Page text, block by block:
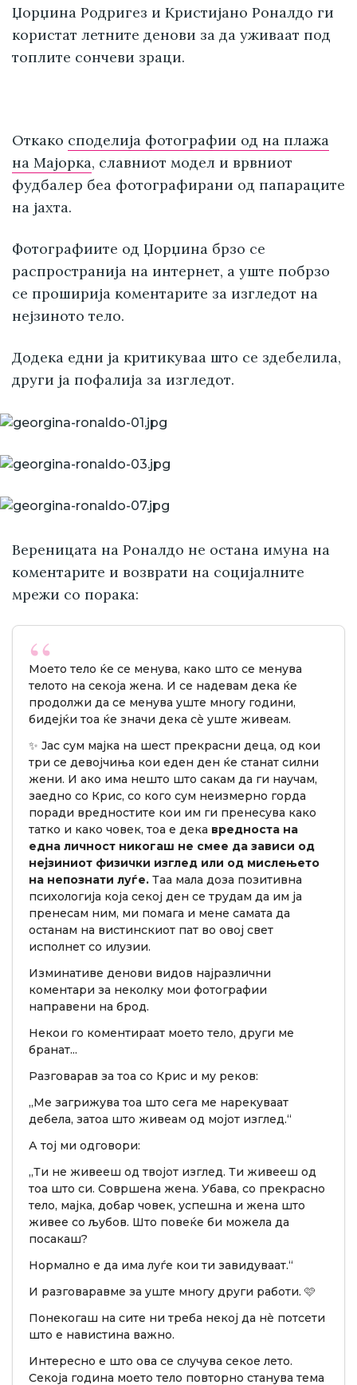
Џорџина Родригез и Кристијано Роналдо ги
користат летните денови за да уживаат под
топлите сончеви зраци.
Откако споделија фотографии од на плажа
на Мајорка, славниот модел и врвниот
фудбалер беа фотографирани од папараците
на јахта.
Фотографиите од Џорџина брзо се
распространија на интернет, а уште побрзо
се проширија коментарите за изгледот на
нејзиното тело.
Додека едни ја критикуваа што се здебелила,
други ја пофалија за изгледот.
Вереницата на Роналдо не остана имуна на
коментарите и возврати на социјалните
мрежи со порака:
Моето тело ќе се менува, како што се менува
телото на секоја жена. И се надевам дека ќе
продолжи да се менува уште многу години,
бидејќи тоа ќе значи дека сè уште живеам.
✨ Јас сум мајка на шест прекрасни деца, од кои
три се девојчиња кои еден ден ќе станат силни
жени. И ако има нешто што сакам да ги научам,
заедно со Крис, со кого сум неизмерно горда
поради вредностите кои им ги пренесува како
татко и како човек, тоа е дека вредноста на
една личност никогаш не смее да зависи од
нејзиниот физички изглед или од мислењето
на непознати луѓе. Таа мала доза позитивна
психологија која секој ден се трудам да им ја
пренесам ним, ми помага и мене самата да
останам на вистинскиот пат во овој свет
исполнет со илузии.
Изминативе денови видов најразлични
коментари за неколку мои фотографии
направени на брод.
Некои го коментираат моето тело, други ме
бранат...
Разговарав за тоа со Крис и му реков:
„Ме загрижува тоа што сега ме нарекуваат
дебела, затоа што живеам од мојот изглед.“
А тој ми одговори:
„Ти не живееш од твојот изглед. Ти живееш од
тоа што си. Совршена жена. Убава, со прекрасно
тело, мајка, добар човек, успешна и жена што
живее со љубов. Што повеќе би можела да
посакаш?
Нормално е да има луѓе кои ти завидуваат.“
И разговаравме за уште многу други работи. 🩷
Понекогаш на сите ни треба некој да нè потсети
што е навистина важно.
Интересно е што ова се случува секое лето.
Секоја година моето тело повторно станува тема